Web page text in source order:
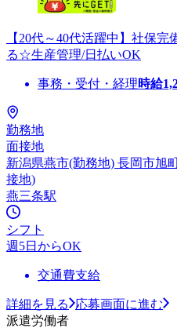
【20代～40代活躍中】社保
る☆生産管理/日払いOK
事務・受付・経理時給
勤務地
面接地
新潟県燕市(勤務地) 長岡市旭
接地)
燕三条駅
シフト
週5日からOK
交通費支給
詳細を見る
応募画面に進む
派遣労働者